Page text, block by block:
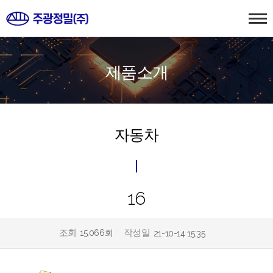
제품소개
자동차
16
조회 15,066회 작성일 21-10-14 15:35